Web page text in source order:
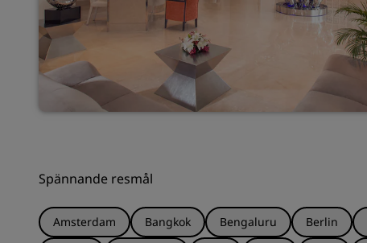
Spännande resmål
Amsterdam Bangkok Bengaluru Berlin